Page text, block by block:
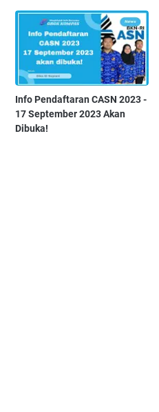
Info Pendaftaran CASN 2023 -
17 September 2023 Akan
Dibuka!